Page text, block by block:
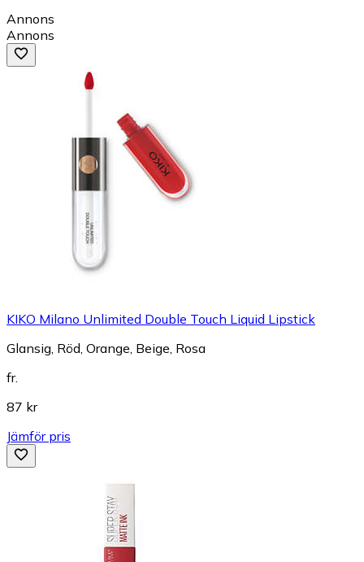
Annons
Annons
KIKO Milano Unlimited Double Touch Liquid Lipstick
Glansig, Röd, Orange, Beige, Rosa
fr.
87 kr
Jämför pris